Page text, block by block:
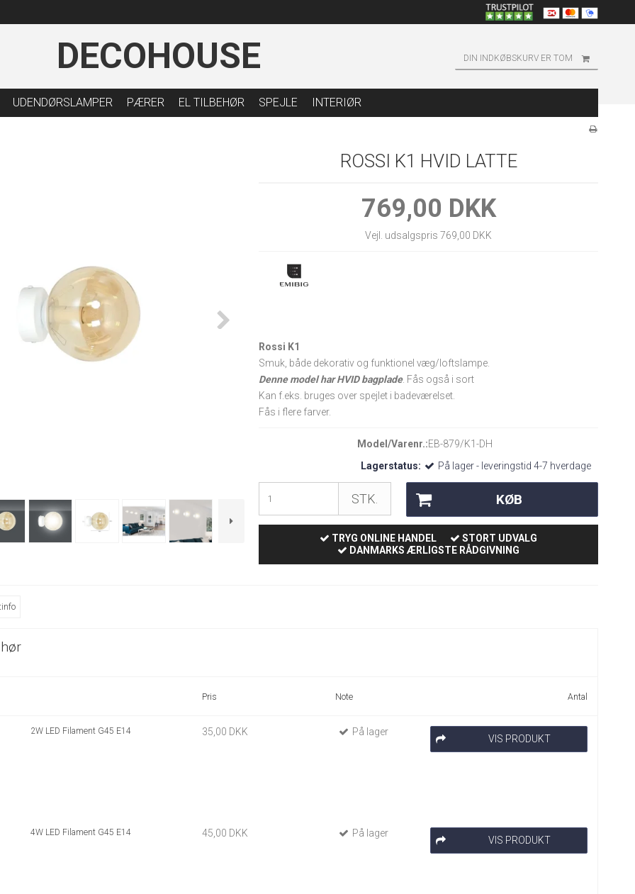
DECOHOUSE DIN INDKØBSKURV ER TOM
UDENDØRSLAMPER PÆRER EL TILBEHØR SPEJLE INTERIØR
ROSSI K1 HVID LATTE
769,00 DKK
Vejl. udsalgspris 769,00 DKK
Rossi K1
Smuk, både dekorativ og funktionel væg/loftslampe.
Denne model har HVID bagplade. Fås også i sort
Kan f.eks. bruges over spejlet i badeværelset.
Fås i flere farver.
Model/Varenr.:EB-879/K1-DH
Lagerstatus:
På lager - leveringstid 4-7 hverdage
STK. KØB
TRYG ONLINE HANDEL
STORT UDVALG
DANMARKS ÆRLIGSTE RÅDGIVNING
Pris Note Antal
2W LED Filament G45 E14 35,00 DKK På lager
VIS PRODUKT
4W LED Filament G45 E14 45,00 DKK På lager
VIS PRODUKT